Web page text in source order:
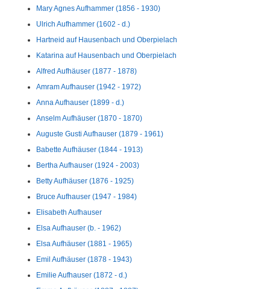
Mary Agnes Aufhammer (1856 - 1930)
Ulrich Aufhammer (1602 - d.)
Hartneid auf Hausenbach und Oberpielach
Katarina auf Hausenbach und Oberpielach
Alfred Aufhäuser (1877 - 1878)
Amram Aufhauser (1942 - 1972)
Anna Aufhauser (1899 - d.)
Anselm Aufhäuser (1870 - 1870)
Auguste Gusti Aufhauser (1879 - 1961)
Babette Aufhäuser (1844 - 1913)
Bertha Aufhauser (1924 - 2003)
Betty Aufhäuser (1876 - 1925)
Bruce Aufhauser (1947 - 1984)
Elisabeth Aufhauser
Elsa Aufhauser (b. - 1962)
Elsa Aufhäuser (1881 - 1965)
Emil Aufhäuser (1878 - 1943)
Emilie Aufhauser (1872 - d.)